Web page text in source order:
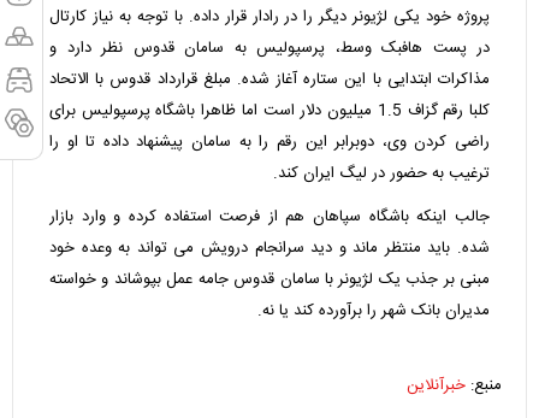
پروژه خود یکی لژیونر دیگر را در رادار قرار داده. با توجه به نیاز کارتال
در پست هافبک وسط، پرسپولیس به سامان قدوس نظر دارد و
مذاکرات ابتدایی با این ستاره آغاز شده. مبلغ قرارداد قدوس با الاتحاد
کلبا رقم گزاف 1.5 میلیون دلار است اما ظاهرا باشگاه پرسپولیس برای
راضی کردن وی، دوبرابر این رقم را به سامان پیشنهاد داده تا او را
ترغیب به حضور در لیگ ایران کند.
جالب اینکه باشگاه سپاهان هم از فرصت استفاده کرده و وارد بازار
شده. باید منتظر ماند و دید سرانجام درویش می تواند به وعده خود
مبنی بر جذب یک لژیونر با سامان قدوس جامه عمل بپوشاند و خواسته
مدیران بانک شهر را برآورده کند یا نه.
منبع: خبرآنلاین